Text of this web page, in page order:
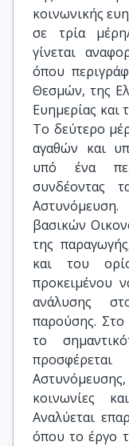
κοινωνικής
σε τρία
γίνεται
όπου
Θεσμών, της
Ευημερίας και
Το δεύτερο
αγαθών και
υπό ένα
συνδέοντας
βασικών
της
και του
προκειμένου
ανάλυσης
παρούσης. Στο
το
κοινωνίες
Αναλύεται
όπου το έργο